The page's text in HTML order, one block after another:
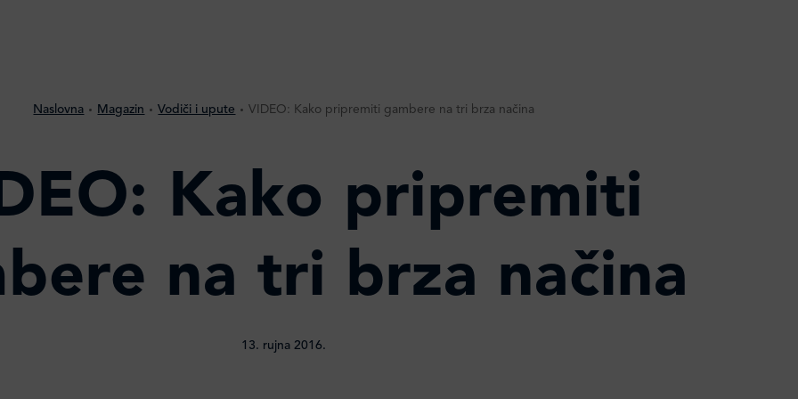
Naslovna Magazin Vodiči i upute VIDEO: Kako pripremiti gambere na tri brza načina
Kako pripremiti
na tri brza načina
13. rujna 2016.